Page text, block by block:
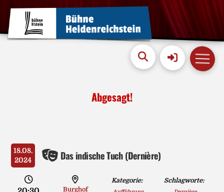
Abgesagt!
18.08.
2024
Das indische Tuch (Dernière)
Burghof
Kategorie: Schlagworte: